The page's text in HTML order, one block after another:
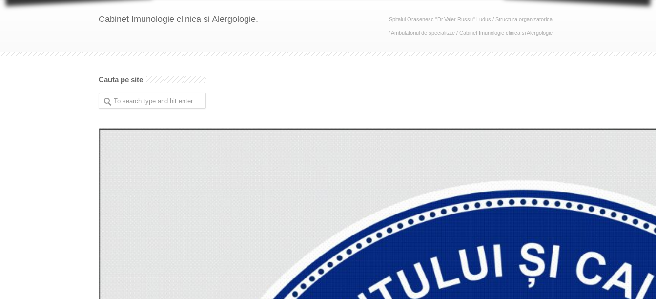
Cabinet Imunologie clinica si Alergologie. Spitalul Orasenesc "Dr.Valer Russu" Ludus / Structura organizatorica
/Ambulatoriul de specialitate / Cabinet Imunologie clinica si Alergologie
Cauta pe site